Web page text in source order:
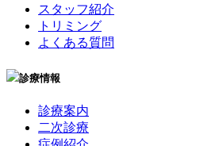
スタッフ紹介
トリミング
よくある質問
診療情報
診療案内
二次診療